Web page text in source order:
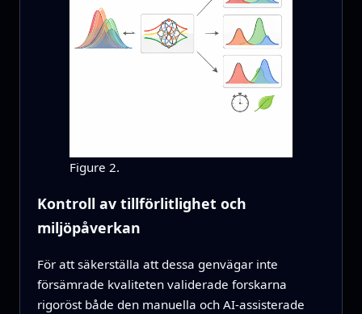
Figure 2.
Kontroll av tillförlitlighet och
miljöpåverkan
För att säkerställa att dessa genvägar inte
försämrade kvaliteten validerade forskarna
rigoröst både den manuella och AI-assisterade